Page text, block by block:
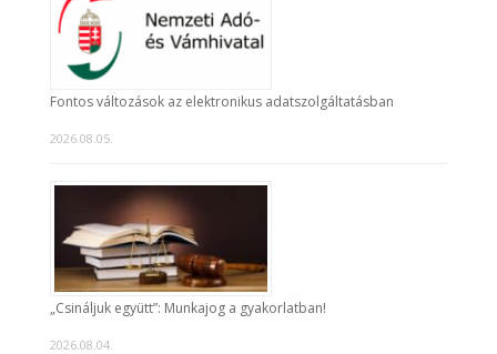
Fontos változások az elektronikus adatszolgáltatásban
2026.08.05.
„Csináljuk együtt”: Munkajog a gyakorlatban!
2026.08.04.